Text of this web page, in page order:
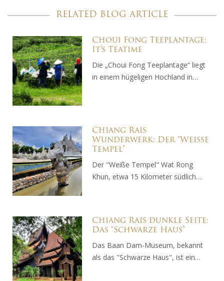
RELATED BLOG ARTICLE
Choui Fong Teeplantage:
It’s Teatime
Die „Choui Fong Teeplantage“ liegt
in einem hügeligen Hochland in…
Chiang Rais
Wunderwerk: Der “Weisse
Tempel”
Der "Weiße Tempel" Wat Rong
Khun, etwa 15 Kilometer südlich…
Chiang Rais dunkle Seite:
Das “Schwarze Haus”
Das Baan Dam-Museum, bekannt
als das "Schwarze Haus", ist ein…